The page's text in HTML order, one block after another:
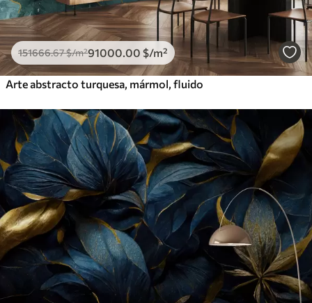
151666.67$/m²91000 .00 $/m²
Arte abstracto turquesa, mármol, fluido